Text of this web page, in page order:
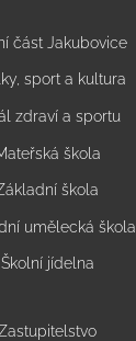
část Jakubovice
sport a kultura
zdraví a sportu
škola
škola
umělecká škola
Školní jídelna